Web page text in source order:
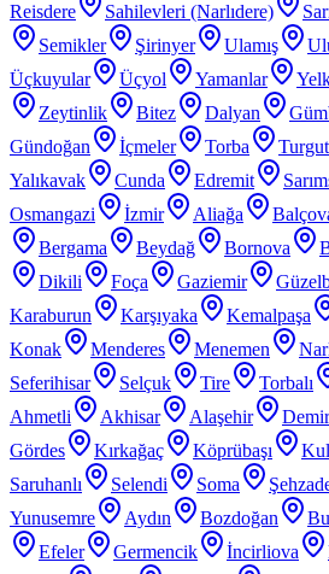
Reisdere
Sahilevleri (Narlıdere)
Semikler
Şirinyer Ulamış
Üçkuyular
Üçyol Yamanlar
Zeytinlik
Bitez Dalyan
Gündoğan
İçmeler Torba
Yalıkavak
Cunda Edremit
Osmangazi
İzmir Aliağa
Bergama
Beydağ Bornova
Dikili
Foça Gaziemir
Karaburun
Karşıyaka Kemalpaşa
Konak
Menderes Menemen
Seferihisar
Selçuk Tire Torbalı
Ahmetli
Akhisar Alaşehir
Gördes
Kırkağaç Köprübaşı
Saruhanlı
Selendi Soma
Yunusemre
Aydın Bozdoğan
Efeler
Germencik İncirliova